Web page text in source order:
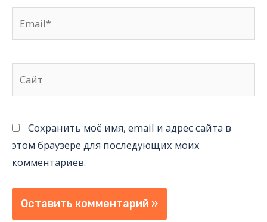
Сохранить моё имя, email и адрес сайта в
этом браузере для последующих моих
комментариев.